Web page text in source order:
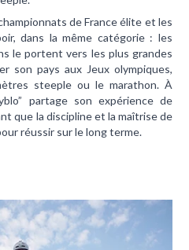
de France élite et les
dans la même catégorie : les
le portent vers les plus grandes
son pays aux Jeux olympiques,
steeple ou le marathon. À
partage son expérience de
que la discipline et la maîtrise de
réussir sur le long terme.